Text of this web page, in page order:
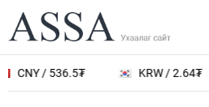
CNY / 536.5₮ KRW / 2.64₮